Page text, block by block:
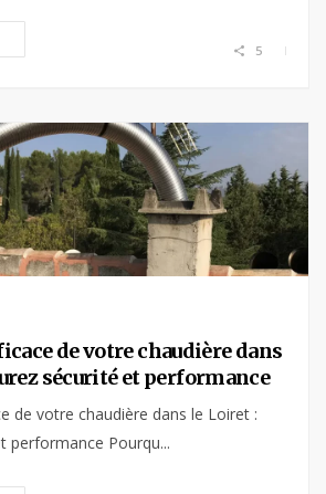
5
de votre chaudière dans
sécurité et performance
de votre chaudière dans le Loiret :
performance Pourqu...